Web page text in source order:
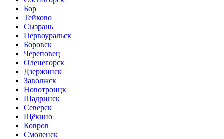
Бор
Тейково
Сызрань
Первоуральск
Боровск
Череповец
Оленегорск
Дзержинск
Заволжск
Новотроицк
Шадринск
Северск
Щёкино
Ковров
Смоленск